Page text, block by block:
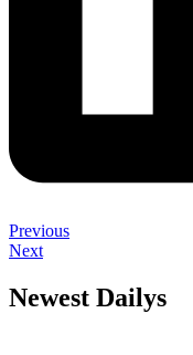
Previous
Next
Newest Dailys